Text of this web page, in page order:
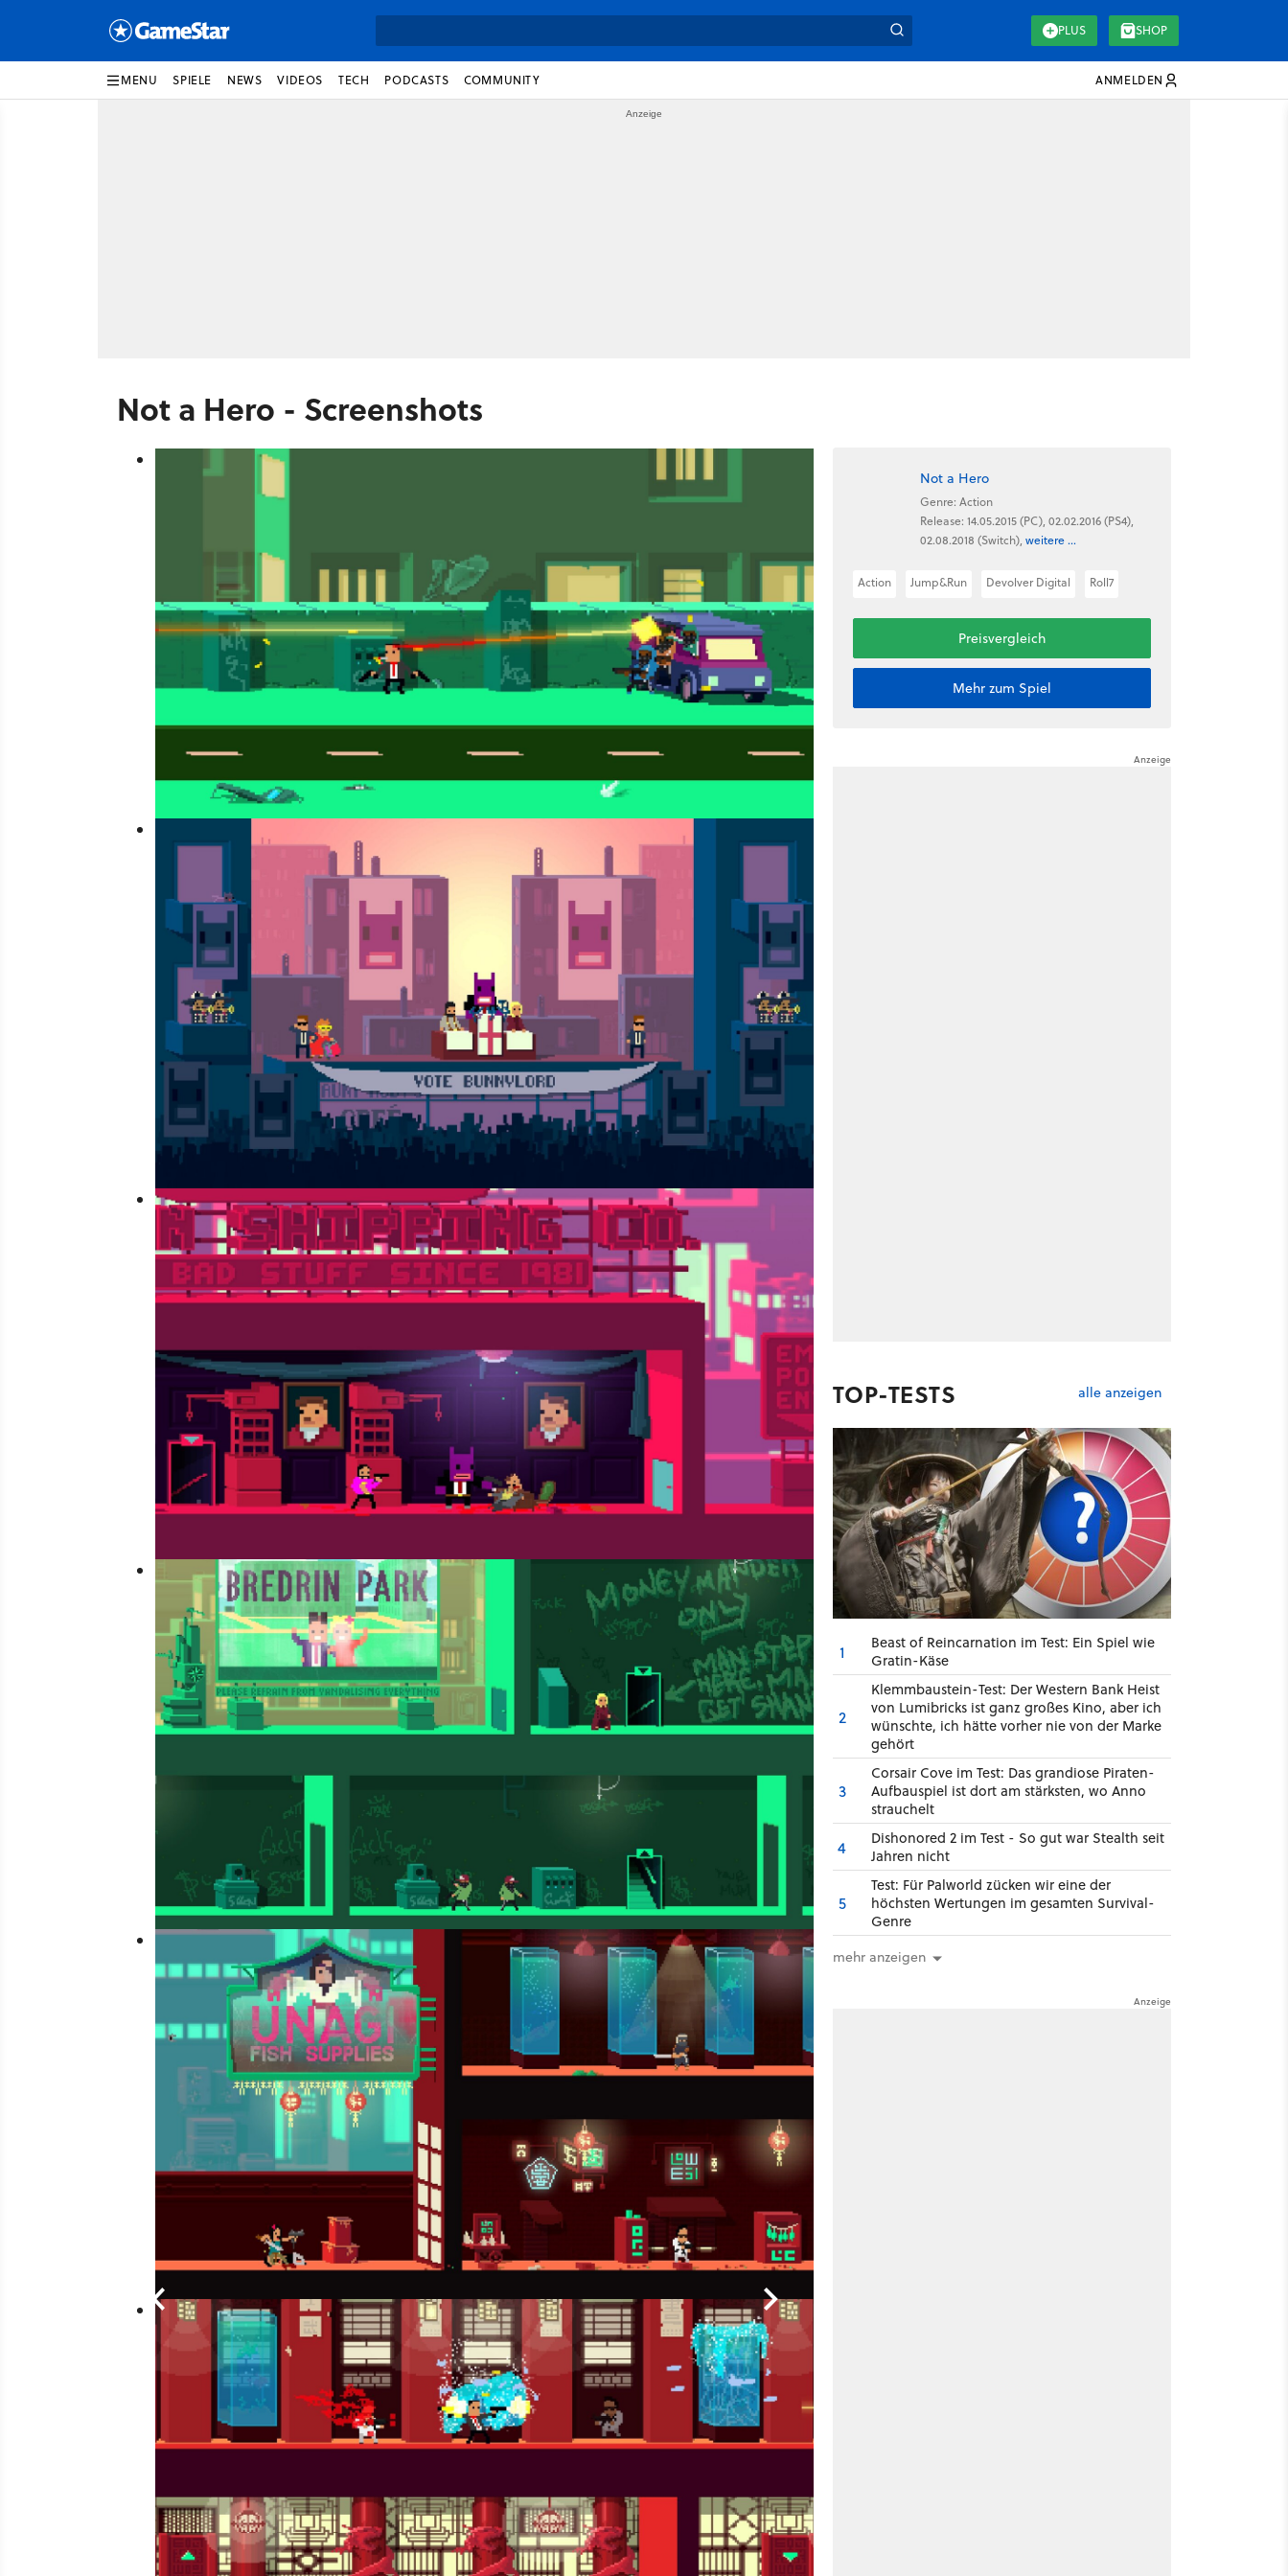
PLUS SHOP
MENU SPIELE NEWS VIDEOS TECH PODCASTS COMMUNITY ANMELDEN
Not a Hero - Screenshots
Not a Hero
Genre: Action
Release: 14.05.2015 (PC), 02.02.2016 (PS4),
02.08.2018 (Switch), weitere ...
Action Jump&Run Devolver Digital Roll7
Preisvergleich
Mehr zum Spiel
TOP-TESTS alle anzeigen
1
Beast of Reincarnation im Test: Ein Spiel wie
Gratin-Käse
2
Klemmbaustein-Test: Der Western Bank Heist
von Lumibricks ist ganz großes Kino, aber ich
wünschte, ich hätte vorher nie von der Marke
gehört
3
Corsair Cove im Test: Das grandiose Piraten-
Aufbauspiel ist dort am stärksten, wo Anno
strauchelt
4
Dishonored 2 im Test - So gut war Stealth seit
Jahren nicht
5
Test: Für Palworld zücken wir eine der
höchsten Wertungen im gesamten Survival-
Genre
mehr anzeigen